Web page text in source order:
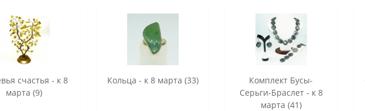
счастья - к 8
марта (9)
Кольца - к 8 марта (33)
Комплект Бусы-
Серьги-Браслет - к 8
марта (41)